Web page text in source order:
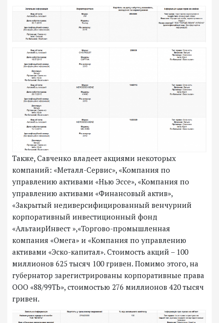
Также, Савченко владеет акциями некоторых
компаний: «Металл-Сервис», «Компания по
управлению активами «Нью Эссе», «Компания по
управлению активами «Финансовый актив»,
«Закрытый недиверсифицированный венчурний
корпоративный инвестиционный фонд
«АльтаирИнвест »,«Торгово-промышленная
компания «Омега» и «Компания по управлению
активами «Эско-капитал». Стоимость акций – 100
миллионов 625 тысяч 100 гривен. Помимо этого, на
губернатор зарегистрированы корпоративные права
ООО «88/99ТЬ», стоимостью 276 миллионов 420 тысяч
гривен.